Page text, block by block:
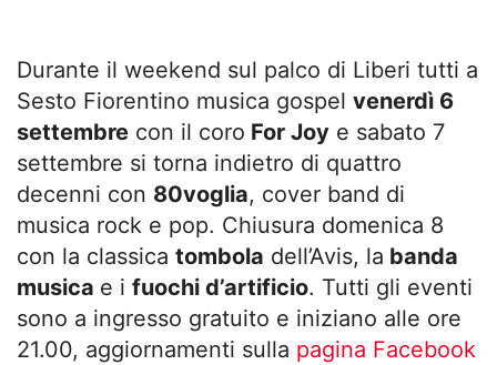
Durante il weekend sul palco di Liberi tutti a
Sesto Fiorentino musica gospel venerdì 6
settembre con il coro For Joy e sabato 7
settembre si torna indietro di quattro
decenni con 80voglia, cover band di
musica rock e pop. Chiusura domenica 8
con la classica tombola dell’Avis, la banda
musica e i fuochi d’artificio. Tutti gli eventi
sono a ingresso gratuito e iniziano alle ore
21.00, aggiornamenti sulla pagina Facebook